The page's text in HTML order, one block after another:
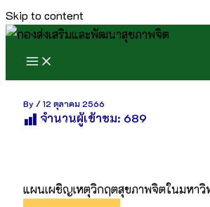
Skip to content
By /12 ตุลาคม 2566
จำนวนผู้เข้าชม: 689
แผนเผชิญเหตุวิกฤตสุขภาพจิตในมหาวิ